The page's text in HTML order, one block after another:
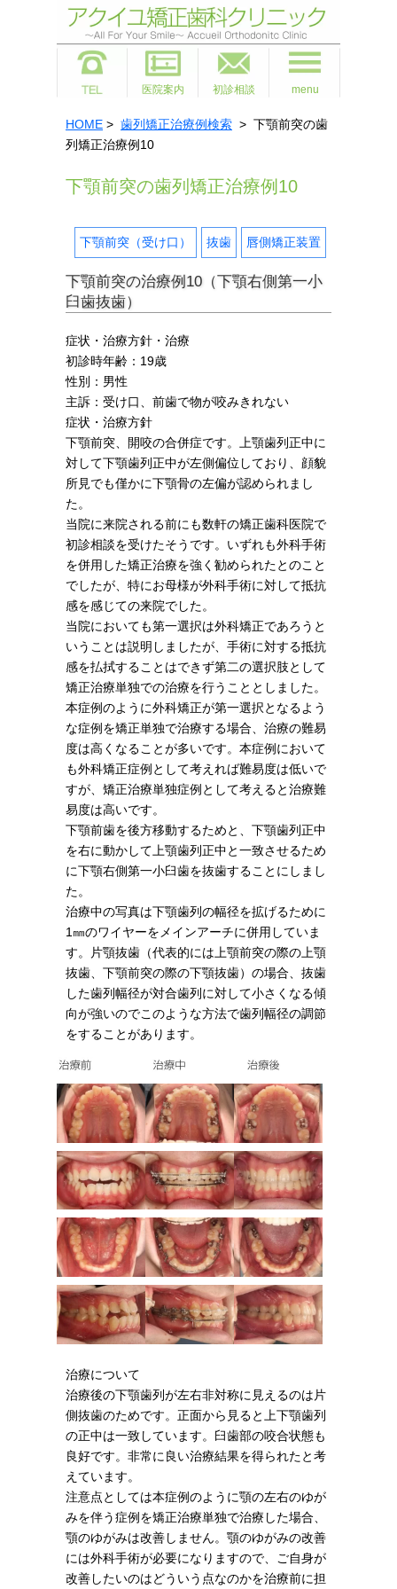
医院案内 初診相談 menu
HOME > 歯列矯正治療例検索 > 下顎前突の歯
列矯正治療例10
下顎前突の歯列矯正治療例10
下顎前突（受け口） 抜歯 唇側矯正装置
下顎前突の治療例10 （下顎右側第一小
臼歯抜歯）
症状・治療方針・治療
初診時年齢：19歳
性別：男性
主訴：受け口、前歯で物が咬みきれない
症状・治療方針
下顎前突、開咬の合併症です。上顎歯列正中に
対して下顎歯列正中が左側偏位しており、顔貌
所見でも僅かに下顎骨の左偏が認められまし
た。
当院に来院される前にも数軒の矯正歯科医院で
初診相談を受けたそうです。いずれも外科手術
を併用した矯正治療を強く勧められたとのこと
でしたが、特にお母様が外科手術に対して抵抗
感を感じての来院でした。
当院においても第一選択は外科矯正であろうと
いうことは説明しましたが、手術に対する抵抗
感を払拭することはできず第二の選択肢として
矯正治療単独での治療を行うこととしました。
本症例のように外科矯正が第一選択となるよう
な症例を矯正単独で治療する場合、治療の難易
度は高くなることが多いです。本症例において
も外科矯正症例として考えれば難易度は低いで
すが、矯正治療単独症例として考えると治療難
易度は高いです。
下顎前歯を後方移動するためと、下顎歯列正中
を右に動かして上顎歯列正中と一致させるため
に下顎右側第一小臼歯を抜歯することにしまし
た。
治療中の写真は下顎歯列の幅径を拡げるために
1㎜のワイヤーをメインアーチに併用していま
す。片顎抜歯（代表的には上顎前突の際の上顎
抜歯、下顎前突の際の下顎抜歯）の場合、抜歯
した歯列幅径が対合歯列に対して小さくなる傾
向が強いのでこのような方法で歯列幅径の調節
をすることがあります。
治療について
治療後の下顎歯列が左右非対称に見えるのは片
側抜歯のためです。正面から見ると上下顎歯列
の正中は一致しています。臼歯部の咬合状態も
良好です。非常に良い治療結果を得られたと考
えています。
注意点としては本症例のように顎の左右のゆが
みを伴う症例を矯正治療単独で治療した場合、
顎のゆがみは改善しません。顎のゆがみの改善
には外科手術が必要になりますので、ご自身が
改善したいのはどういう点なのかを治療前に担